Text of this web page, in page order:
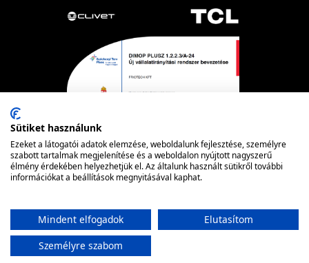
© FRIOTECHPowered by nopCommerce
Sütiket használunk
Ezeket a látogatói adatok elemzése, weboldalunk fejlesztése, személyre
szabott tartalmak megjelenítése és a weboldalon nyújtott nagyszerű
élmény érdekében helyezhetjük el. Az általunk használt sütikről további
információkat a beállítások megnyitásával kaphat.
Mindent elfogadok
Elutasítom
Személyre szabom